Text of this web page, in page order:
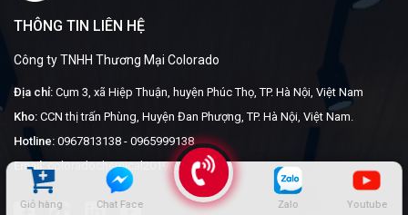
Giỏ hàng Chat Face Zalo Youtube
THÔNG TIN LIÊN HỆ
Công ty TNHH Thương Mại Colorado
Địa chỉ: Cụm 3, xã Hiệp Thuận, huyện Phúc Thọ, TP. Hà Nội, Việt Nam
Kho: CCN thị trấn Phùng, Huyện Đan Phượng, TP. Hà Nội, Việt Nam.
Hotline: 0967813138 - 0965999138
Email: coloradochemical2019@gmail.com